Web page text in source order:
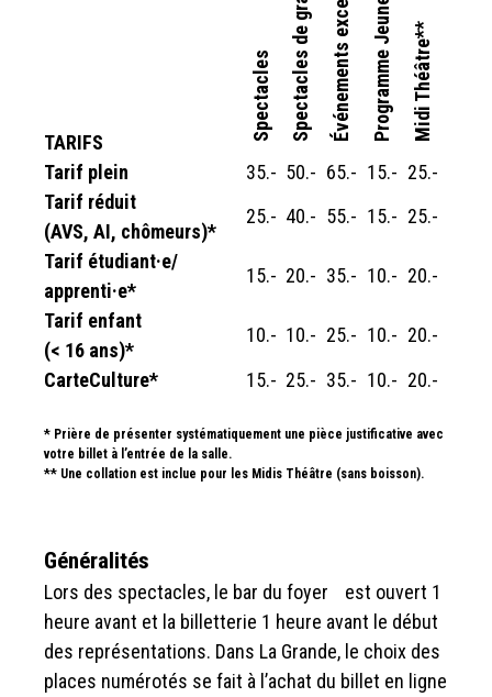
TARIFS
Spectacles Programme JeunesseMidi Théâtre**
Tarif plein 35.- 50.- 65.- 15.- 25.-
Tarif réduit
(AVS, AI, chômeurs)*
25.- 40.- 55.- 15.- 25.-
Tarif étudiant·e/
apprenti·e*
15.- 20.- 35.- 10.- 20.-
Tarif enfant
(< 16 ans)*
10.- 10.- 25.- 10.- 20.-
CarteCulture*
15.- 25.- 35.- 10.- 20.-
* Prière de présenter systématiquement une pièce justificative avec
votre billet à l’entrée de la salle.
** Une collation est inclue pour les Midis Théâtre (sans boisson).
Généralités
Lors des spectacles, le bar du foyer est ouvert 1
heure avant et la billetterie 1 heure avant le début
des représentations. Dans La Grande, le choix des
places numérotés se fait à l’achat du billet en ligne